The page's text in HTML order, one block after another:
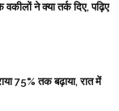
वकीलों ने क्या तर्क दिए, पढ़िए
75% तक बढ़ाया, रात में